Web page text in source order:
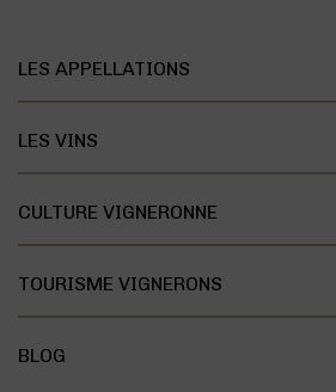
LES APPELLATIONS
L’histoire des appellations
Recherche et développement
Présentation des cépages
Présentation du terroir
LES VINS
Les vins Bleu Tannat
Dégustation
Les accords mets & vins
CULTURE VIGNERONNE
TOURISME VIGNERONS
BLOG